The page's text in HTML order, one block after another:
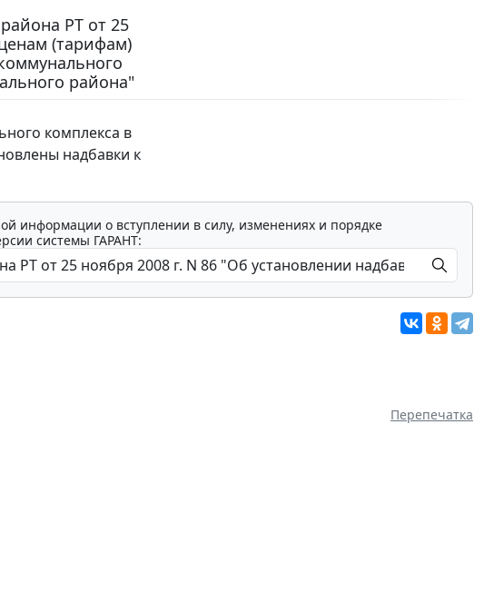
РТ от 25
(тарифам)
района"
комплекса в
надбавки к
информации о вступлении в силу, изменениях и порядке
системы ГАРАНТ:
Перепечатка